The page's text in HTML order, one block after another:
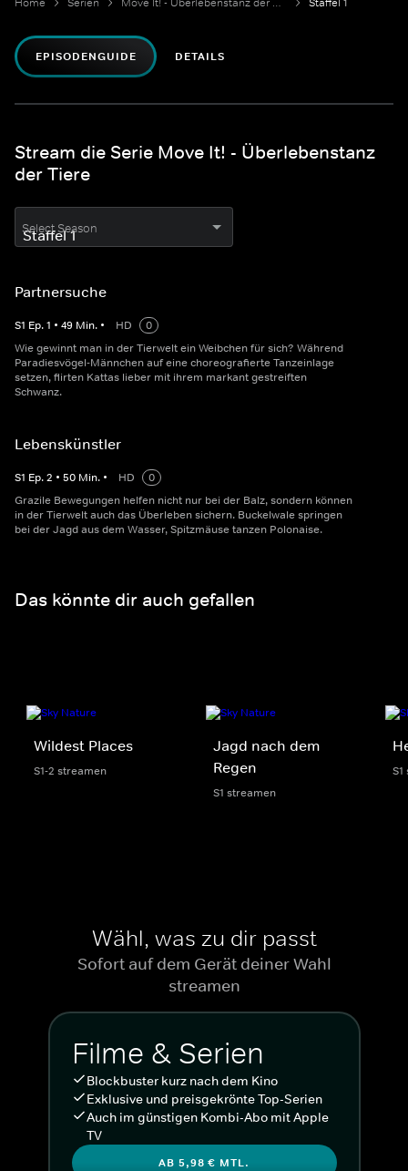
EPISODENGUIDE DETAILS
Stream die Serie Move It! - Überlebenstanz
der Tiere
Select Season
Partnersuche
S1 Ep.1 • 49 Min. • HD
0
Wie gewinnt man in der Tierwelt ein Weibchen für sich? Während
Paradiesvögel-Männchen auf eine choreografierte Tanzeinlage
setzen, flirten Kattas lieber mit ihrem markant gestreiften
Schwanz.
Lebenskünstler
S1 Ep.2 • 50 Min. • HD
0
Grazile Bewegungen helfen nicht nur bei der Balz, sondern können
in der Tierwelt auch das Überleben sichern. Buckelwale springen
bei der Jagd aus dem Wasser, Spitzmäuse tanzen Polonaise.
Das könnte dir auch gefallen
Wildest Places
S1-2 streamen
Jagd nach dem
Regen
S1 streamen
Wähl, was zu dir passt
Sofort auf dem Gerät deiner Wahl
streamen
Filme & Serien
Blockbuster kurz nach dem Kino
Exklusive und preisgekrönte Top-Serien
Auch im günstigen Kombi-Abo mit Apple
TV
AB 5,98 € MTL.